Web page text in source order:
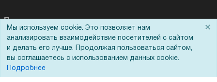
Помощь
Вопрос-ответ
Реквизиты
Мы используем cookie. Это позволяет нам
анализировать взаимодействие посетителей с сайтом
и делать его лучше. Продолжая пользоваться сайтом,
вы соглашаетесь с использованием данных cookie.
Подробнее
×